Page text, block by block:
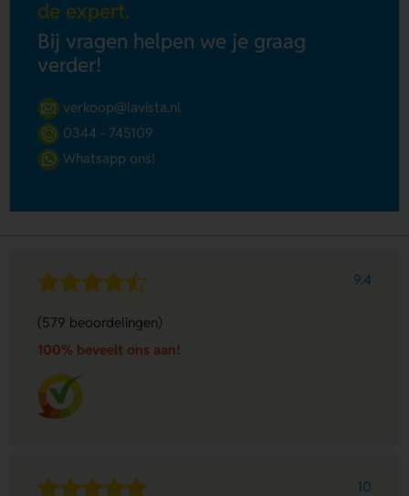
de expert.
Bij vragen helpen we je graag
verder!
verkoop@lavista.nl
0344 - 745109
Whatsapp ons!
9.4
(579 beoordelingen)
100% beveelt ons aan!
10